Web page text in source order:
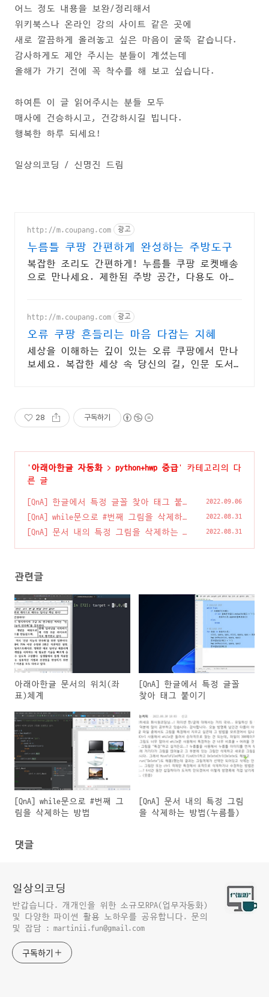
어느 정도 내용을 보완/정리해서
위키북스나 온라인 강의 사이트 같은 곳에
새로 깔끔하게 올려놓고 싶은 마음이 굴뚝 같습니다.
감사하게도 제안 주시는 분들이 계셨는데
올해가 가기 전에 꼭 착수를 해 보고 싶습니다.
하여튼 이 글 읽어주시는 분들 모두
매사에 건승하시고, 건강하시길 빕니다.
행복한 하루 되세요!
일상의코딩 / 신명진 드림
http://m.coupang.com 광고
누름틀 쿠팡 간편하게 완성하는 주방도구
복잡한 조리도 간편하게! 누름틀 쿠팡 로켓배송
으로 만나세요. 제한된 주방 공간, 다용도 아이
http://m.coupang.com 광고
오류 쿠팡 흔들리는 마음 다잡는 지혜
세상을 이해하는 깊이 있는 오류 쿠팡에서 만나
보세요. 복잡한 세상 속 당신의 길, 인문 도서,
28 구독하기
' 아래아한글 자동화 > python+hwp 중급' 카테고리의 다
른 글
[QnA] 한글에서 특정 글꼴 찾아 태그 붙이
기
(0)
2022.09.06
[QnA] while문으로 #번째 그림을 삭제하는
방법
(0)
2022.08.31
[QnA] 문서 내의 특정 그림을 삭제하는 방
2022.08.31
관련글
아래아한글 문서의 위치(좌
표)체계
[QnA] 한글에서 특정 글꼴
찾아 태그 붙이기
[QnA] while문으로 #번째 그
림을 삭제하는 방법
[QnA] 문서 내의 특정 그림
을 삭제하는 방법(누름틀)
댓글
일상의코딩
반갑습니다. 개개인을 위한 소규모RPA(업무자동화)
및 다양한 파이썬 활용 노하우를 공유합니다. 문의
및 잡담 : martinii.fun@gmail.com
구독하기